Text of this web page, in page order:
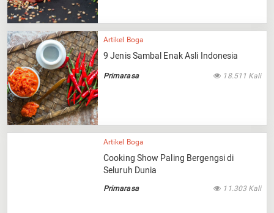
Artikel Boga
9 Jenis Sambal Enak Asli Indonesia
Primarasa 18.511 Kali
Artikel Boga
Cooking Show Paling Bergengsi di
Seluruh Dunia
Primarasa 11.303 Kali